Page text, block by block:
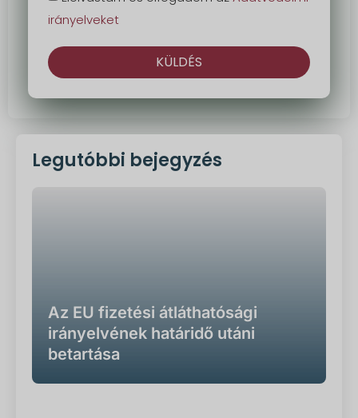
irányelveket
KÜLDÉS
Legutóbbi bejegyzés
Az EU fizetési átláthatósági
irányelvének határidő utáni
betartása